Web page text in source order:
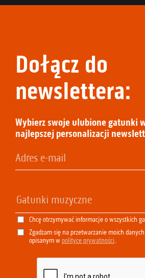
Dołącz do
newslettera:
Wybierz swoje ulubione gatunki
najlepszej personalizacji
Chcę otrzymywać informacje o wszystkich
Zgadzam się na przetwarzanie moich
opisanym w polityce prywatności.